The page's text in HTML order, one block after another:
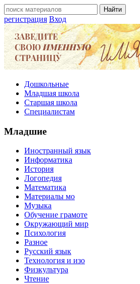
регистрация Вход
Дошкольные
Младшая школа
Старшая школа
Специалистам
Младшие
Иностранный язык
Информатика
История
Логопедия
Математика
Материалы мо
Музыка
Обучение грамоте
Окружающий мир
Психология
Разное
Русский язык
Технология и изо
Физкультура
Чтение